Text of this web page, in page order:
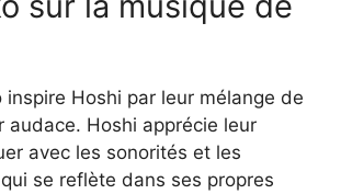
inspire Hoshi par leur mélange de
audace. Hoshi apprécie leur
avec les sonorités et les
se reflète dans ses propres